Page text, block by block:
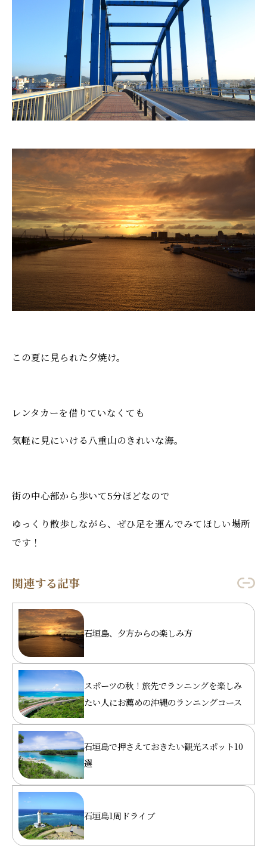
この夏に見られた夕焼け。
レンタカーを借りていなくても
気軽に見にいける八重山のきれいな海。
街の中心部から歩いて5分ほどなので
ゆっくり散歩しながら、ぜひ足を運んでみてほしい場所
です！
関連する記事
石垣島、夕方からの楽しみ方
スポーツの秋！旅先でランニングを楽しみ
たい人にお薦めの沖縄のランニングコース
石垣島で押さえておきたい観光スポット10
選
石垣島1周ドライブ